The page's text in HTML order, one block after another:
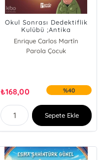
Okul Sonrası Dedektiflik
Kulübü ;Antika
Dükkanında Gizemli
Soygun
Enrique Carlos Martîn
Parola Çocuk
₺168,00 %40
Sepete Ekle